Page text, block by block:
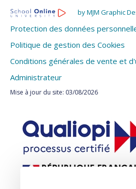
by MJM Graphic
Protection des données
Politique de gestion des Cookies
Conditions générales de vente et
Administrateur
Mise à jour du site: 03/08/2026